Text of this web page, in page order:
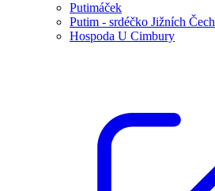
Putimáček
Putim - srdéčko Jižních Čech
Hospoda U Cimbury